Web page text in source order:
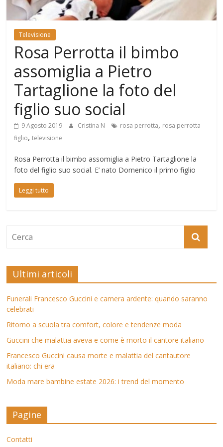
Mondo
Televisione
Rosa Perrotta il bimbo
assomiglia a Pietro
Tartaglione la foto del
figlio suo social
9 Agosto 2019 Cristina N rosa perrotta, rosa perrotta
figlio,televisione
Rosa Perrotta il bimbo assomiglia a Pietro Tartaglione la
foto del figlio suo social. E’ nato Domenico il primo figlio
Leggi tutto
Ultimi articoli
Funerali Francesco Guccini e camera ardente: quando saranno
celebrati
Ritorno a scuola tra comfort, colore e tendenze moda
Guccini che malattia aveva e come è morto il cantore italiano
Francesco Guccini causa morte e malattia del cantautore
italiano: chi era
Moda mare bambine estate 2026: i trend del momento
Pagine
Contatti